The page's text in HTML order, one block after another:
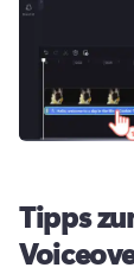
Tipps